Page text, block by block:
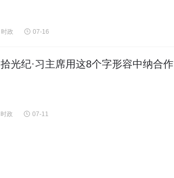
时政 07-16
拾光纪·习主席用这8个字形容中纳合作
时政 07-11